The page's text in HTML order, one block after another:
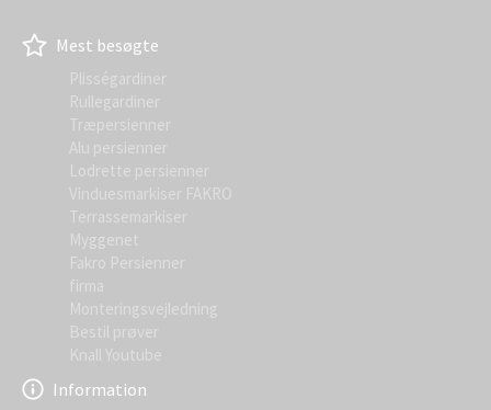
Mest besøgte
Plisségardiner
Rullegardiner
Træpersienner
Alu persienner
Lodrette persienner
Vinduesmarkiser FAKRO
Terrassemarkiser
Myggenet
Fakro Persienner
firma
Monteringsvejledning
Bestil prøver
Knall Youtube
Information